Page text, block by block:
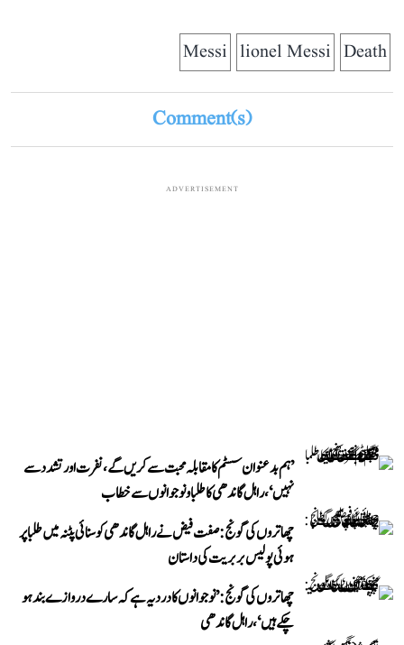
Death
lionel Messi
Messi
Comment(s)
ADVERTISEMENT
’ہم بدعنوان سسٹم کا مقابلہ محبت سے کریں گے، نفرت اور تشدد سے
نہیں‘، راہل گاندھی کا طلبا و نوجوانوں سے خطاب
چھاتروں کی گونج: صفت فیض نے راہل گاندھی کو سنائی پٹنہ میں طلبا پر
ہوئی پولیس بربریت کی داستان
چھاتروں کی گونج: ’نوجوانوں کا درد یہ ہے کہ سارے دروازے بند ہو
چکے ہیں‘، راہل گاندھی